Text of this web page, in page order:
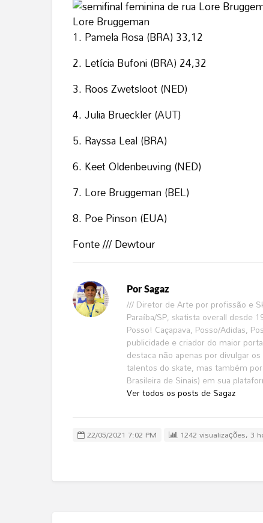
Lore Bruggeman
1. Pamela Rosa (BRA) 33,12
2. Letícia Bufoni (BRA) 24,32
3. Roos Zwetsloot (NED)
4. Julia Brueckler (AUT)
5. Rayssa Leal (BRA)
6. Keet Oldenbeuving (NED)
7. Lore Bruggeman (BEL)
8. Poe Pinson (EUA)
Fonte ///Dewtour
Por Sagaz
/// Diretor de Arte por profissão e
Paraíba/SP, skatista overall desde
Posso! Caçapava, Posso/Adidas,
publicidade e criador do maior
destaca não apenas por divulgar
talentos do skate, mas também
Brasileira de Sinais) em sua
Ver todos os posts de Sagaz
22/05/2021 7:02 PM 1242 visualizações, 3